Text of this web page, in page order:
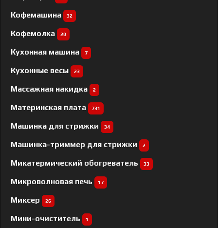
Кофемашина 32
Кофемолка 20
Кухонная машина 7
Кухонные весы 23
Массажная накидка 2
Материнская плата 731
Машинка для стрижки 34
Машинка-триммер для стрижки 2
Микатермический обогреватель 33
Микроволновая печь 17
Миксер 26
Мини-очиститель 1